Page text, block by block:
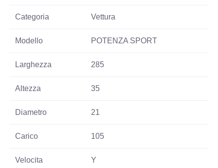
Categoria Vettura
Modello POTENZA SPORT
Larghezza 285
Altezza 35
Diametro 21
Carico 105
Velocita Y